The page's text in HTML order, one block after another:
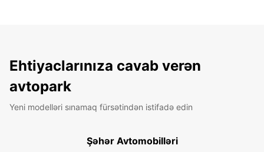
Ehtiyaclarınıza cavab verən
avtopark
Yeni modelləri sınamaq fürsətindən istifadə edin
Şəhər Avtomobilləri